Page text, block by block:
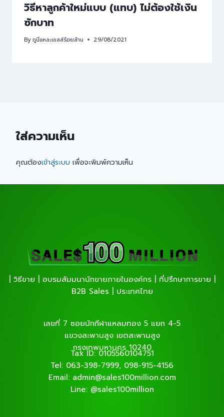
วิธีหาลูกค้าใหม่แบบ (แทบ) ไม่ต้องใช้เงิน
ซักบาท
Byกูนี่แหละเซลล์ร้อยล้าน 29/08/2021
ใส่ความเห็น
คุณต้องเข้าสู่ระบบ เพื่อจะพิมพ์ความเห็น
| วิธีขาย | อบรมสัมมนานักขายภายในองค์กร | ที่ปรึกษาการขาย |
B2B Sales | ประเทศไทย
เลขที่ 7 ซอยนักกีฬาแหลมทอง 5 แยก 4-5
แขวงสะพานสูง เขตสะพานสูง
กรุงเทพมหานคร 10240
Tax ID: 0105560104751
Tel: 063-398-7999, 098-915-4156
Email: admin@sales100million.com
Line: @sales100million